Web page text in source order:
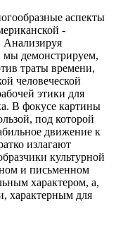
аспекты
-
Анализируя
мы демонстрируем,
траты времени,
человеческой
этики для
В фокусе картины
под которой
движение к
излагают
культурной
и письменном
характером, а,
характерным для